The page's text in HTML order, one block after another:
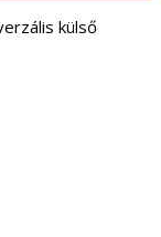
külső